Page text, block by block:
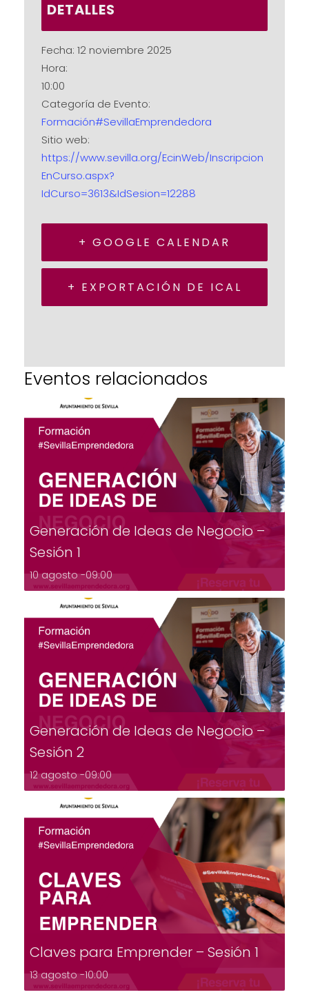
DETALLES
Fecha: 12 noviembre 2025
Hora:
10:00
Categoría de Evento:
Formación#SevillaEmprendedora
Sitio web:
https://www.sevilla.org/EcinWeb/Inscripcion
EnCurso.aspx?
IdCurso=3613&IdSesion=12288
+ GOOGLE CALENDAR
+ EXPORTACIÓN DE ICAL
Eventos relacionados
Generación de Ideas de Negocio –
Sesión 1
10 agosto -09:00
Generación de Ideas de Negocio –
Sesión 2
12 agosto -09:00
Claves para Emprender – Sesión 1
13 agosto -10:00